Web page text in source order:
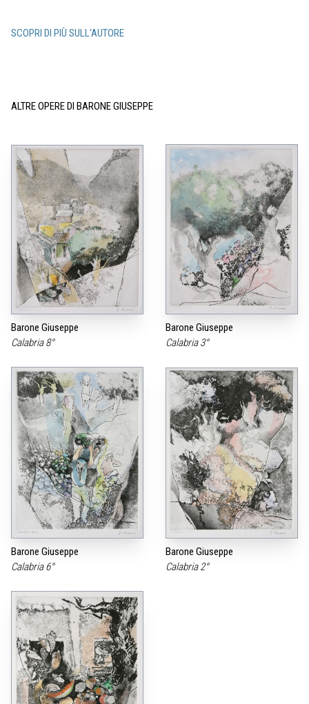
SCOPRI DI PIÙ SULL'AUTORE
ALTRE OPERE DI BARONE GIUSEPPE
Barone Giuseppe
Calabria 8°
Barone Giuseppe
Calabria 3°
Barone Giuseppe
Calabria 6°
Barone Giuseppe
Calabria 2°